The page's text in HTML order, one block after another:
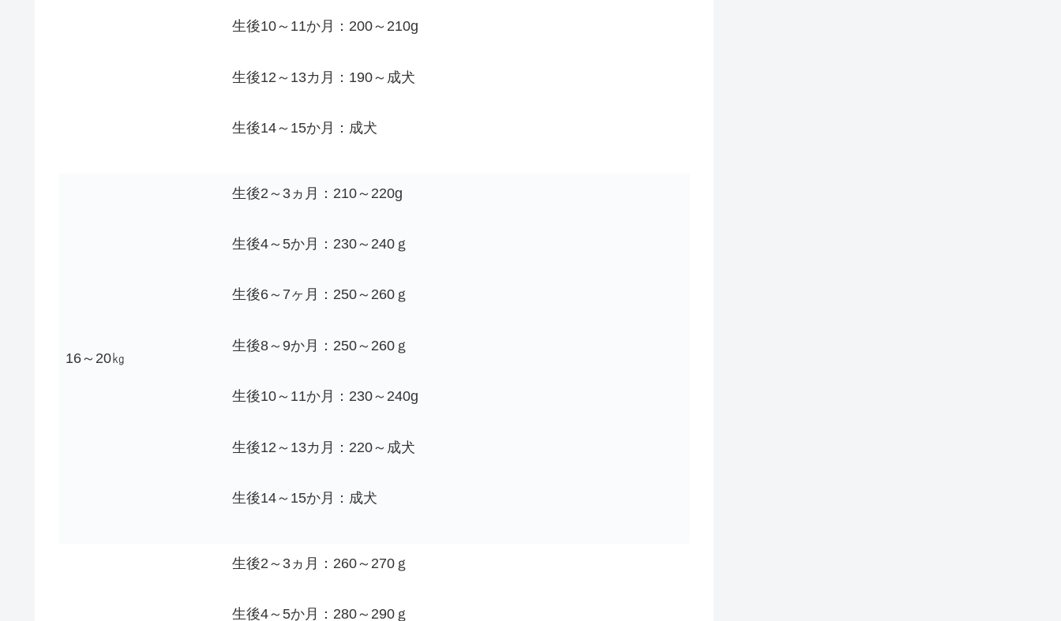
生後10～11か月：200～210g
生後12～13カ月：190～成犬
生後14～15か月：成犬
16～20㎏
生後2～3ヵ月：210～220g
生後4～5か月：230～240ｇ
生後6～7ヶ月：250～260ｇ
生後8～9か月：250～260ｇ
生後10～11か月：230～240g
生後12～13カ月：220～成犬
生後14～15か月：成犬
生後2～3ヵ月：260～270ｇ
生後4～5か月：280～290ｇ